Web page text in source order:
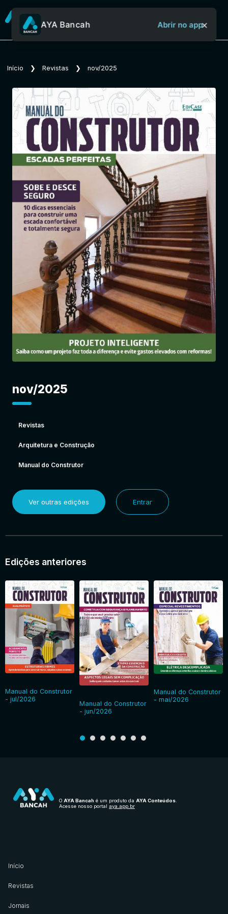
Sobre o Aya Bancah
Início
Revistas
Jornais
Notícias
Entrar
AYA Bancah Abrir no app×
Início ❯ Revistas ❯ nov/2025
nov/2025
Revistas
Arquitetura e Construção
Manual do Construtor
Ver outras edições Entrar
Edições anteriores
Manual do Construtor
- jul/2026
Manual do Construtor
- jun/2026
Manual do Construtor
- mai/2026
O AYA Bancah é um produto da AYA Conteúdos
Acesse nosso portal aya.app.br
Início
Revistas
Jornais